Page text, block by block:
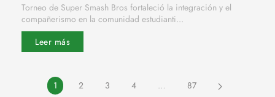
Torneo de Super Smash Bros fortaleció la integración y el
compañerismo en la comunidad estudianti...
Leer más
1 2 3 4 … 87